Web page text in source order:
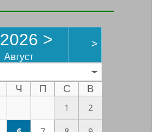
2026 >
Август
>
Ч П С
В
1
2